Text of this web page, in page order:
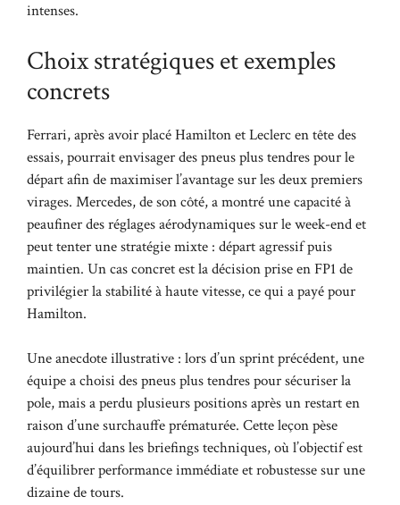
intenses.
Choix stratégiques et exemples
concrets
Ferrari, après avoir placé Hamilton et Leclerc en tête des
essais, pourrait envisager des pneus plus tendres pour le
départ afin de maximiser l’avantage sur les deux premiers
virages. Mercedes, de son côté, a montré une capacité à
peaufiner des réglages aérodynamiques sur le week-end et
peut tenter une stratégie mixte : départ agressif puis
maintien. Un cas concret est la décision prise en FP1 de
privilégier la stabilité à haute vitesse, ce qui a payé pour
Hamilton.
Une anecdote illustrative : lors d’un sprint précédent, une
équipe a choisi des pneus plus tendres pour sécuriser la
pole, mais a perdu plusieurs positions après un restart en
raison d’une surchauffe prématurée. Cette leçon pèse
aujourd’hui dans les briefings techniques, où l’objectif est
d’équilibrer performance immédiate et robustesse sur une
dizaine de tours.